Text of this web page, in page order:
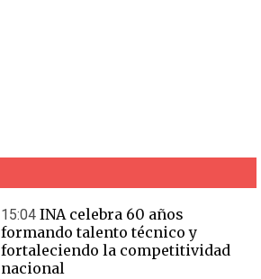
15:04 INA celebra 60 años
formando talento técnico y
fortaleciendo la competitividad
nacional